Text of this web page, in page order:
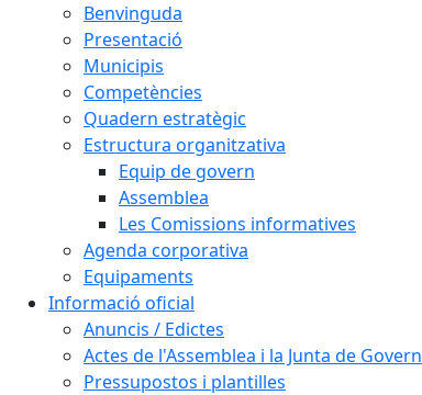
Benvinguda
Presentació
Municipis
Competències
Quadern estratègic
Estructura organitzativa
Equip de govern
Assemblea
Les Comissions informatives
Agenda corporativa
Equipaments
Informació oficial
Anuncis / Edictes
Actes de l'Assemblea i la Junta de Govern
Pressupostos i plantilles